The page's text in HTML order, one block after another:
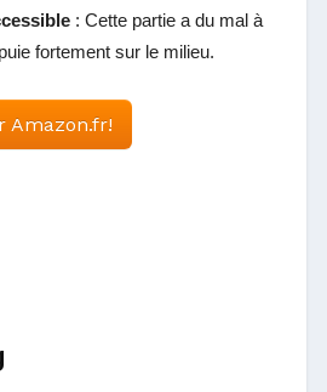
: Cette partie a du mal à
fortement sur le milieu.
Amazon.fr!